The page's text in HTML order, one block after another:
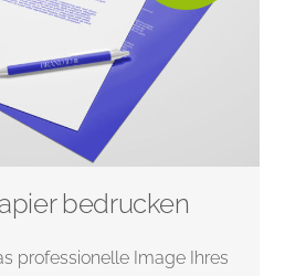
bedrucken
professionelle Image Ihres